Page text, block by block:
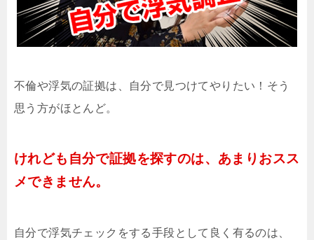
不倫や浮気の証拠は、自分で見つけてやりたい！そう
思う方がほとんど。
けれども自分で証拠を探すのは、あまりおスス
メできません。
自分で浮気チェックをする手段として良く有るのは、